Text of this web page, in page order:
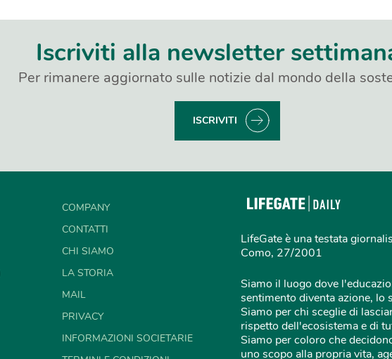
Iscriviti alla newsletter
Per rimanere aggiornato sulle notizie dal mondo della
ISCRIVITI
COMPANY
CONTATTI
CHI SIAMO
LA STORIA
MAIL
PRIVACY
INFORMAZIONI SOCIETARIE
LifeGate è una testata
Como, 27/2001
Siamo il luogo dove
sentimento diventa azione, lo
Siamo per chi sceglie di
rispetto dell'ecosistema e di
Siamo per coloro che
uno scopo alla propria vita,